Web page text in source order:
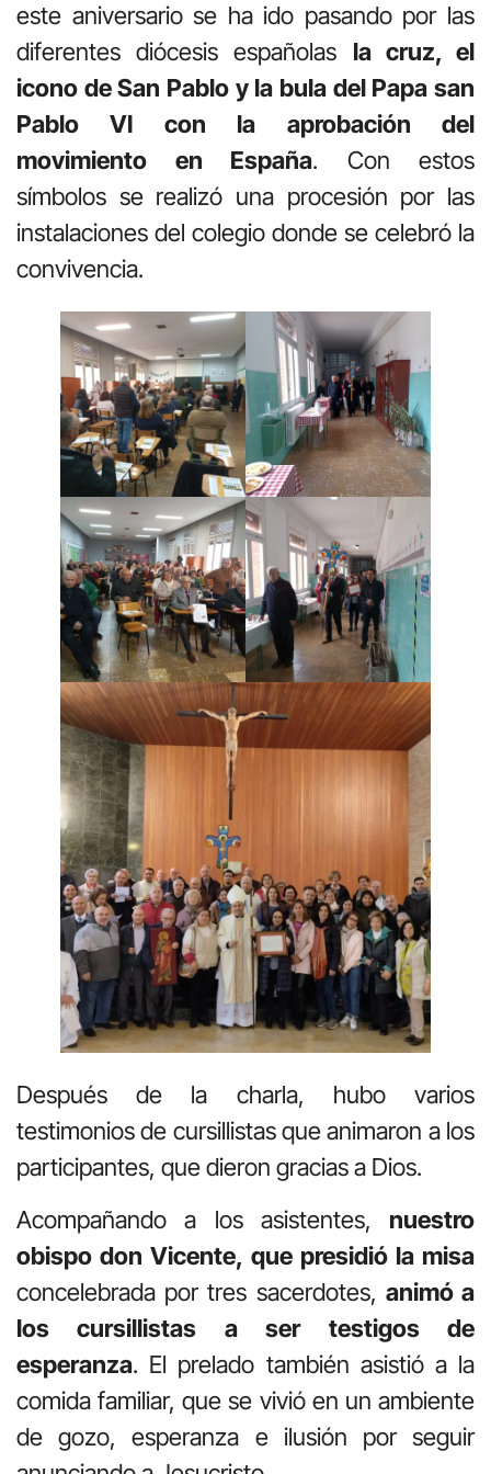
este aniversario se ha ido pasando por las
diferentes diócesis españolas la cruz, el
icono de San Pablo y la bula del Papa san
Pablo VI con la aprobación del
movimiento en España. Con estos
símbolos se realizó una procesión por las
instalaciones del colegio donde se celebró la
convivencia.
Después de la charla, hubo varios
testimonios de cursillistas que animaron a los
participantes, que dieron gracias a Dios.
Acompañando a los asistentes, nuestro
obispo don Vicente, que presidió la misa
concelebrada por tres sacerdotes, animó a
los cursillistas a ser testigos de
esperanza. El prelado también asistió a la
comida familiar, que se vivió en un ambiente
de gozo, esperanza e ilusión por seguir